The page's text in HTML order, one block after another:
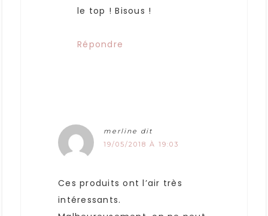
le top ! Bisous !
Répondre
merline dit
19/05/2018 À 19:03
Ces produits ont l’air très
intéressants.